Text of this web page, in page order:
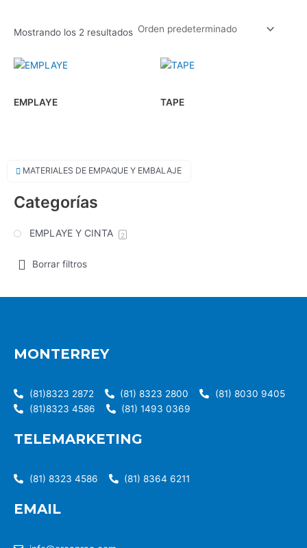
MATERIALES DE EMPAQUE Y EMBALAJE
Categorías
EMPLAYE Y CINTA 2
Borrar filtros
Mostrando los 2 resultados
EMPLAYE TAPE
MONTERREY
(81)8323 2872 (81) 8323 2800
(81) 8030 9405
(81)8323 4586
(81) 1493 0369
TELEMARKETING
(81) 8323 4586 (81) 8364 6211
EMAIL